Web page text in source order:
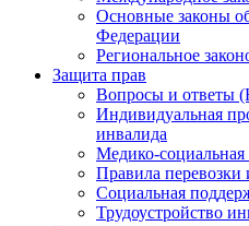
Основные законы
Федерации
Региональное
Защита прав
Вопросы и ответы
Индивидуальная
инвалида
Медико-социальная
Правила перевозки
Социальная
Трудоустройство